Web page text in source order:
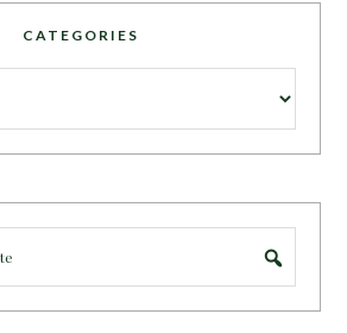
CATEGORIES